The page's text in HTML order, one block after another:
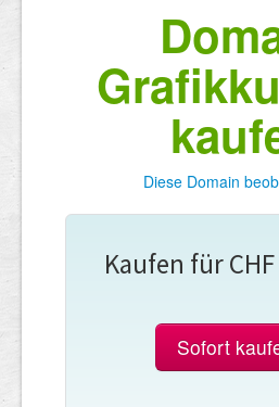
Diese Domain
Kaufen für
Sofort